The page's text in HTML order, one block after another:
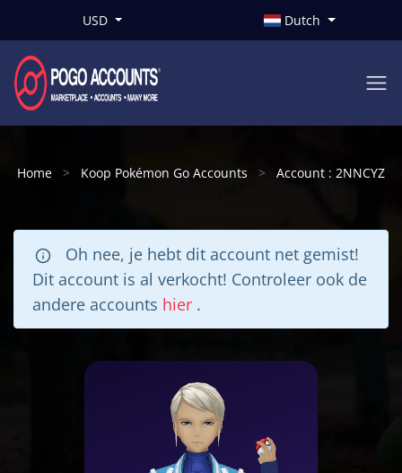
USD Dutch
Home Koop Pokémon Go Accounts Account : 2NNCYZ
Oh nee, je hebt dit account net gemist!
Dit account is al verkocht! Controleer ook de
andere accounts hier .